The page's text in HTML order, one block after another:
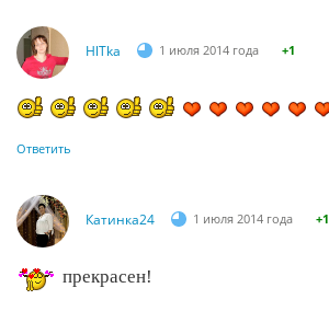
HlTka 1 июля 2014 года +1
Ответить
Катинка24 1 июля 2014 года +1
прекрасен!